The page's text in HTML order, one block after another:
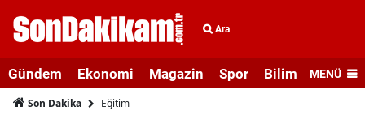
Ara
Gündem Ekonomi Magazin Spor Bilim veMENÜ
Son Dakika Eğitim